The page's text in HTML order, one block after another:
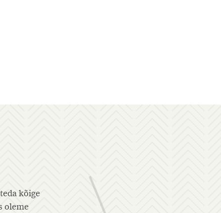
Sul on huvi oma meeskond argirutiinist välja saada,
ja tõsta töötajate motivatsiooni, siis tasub teha